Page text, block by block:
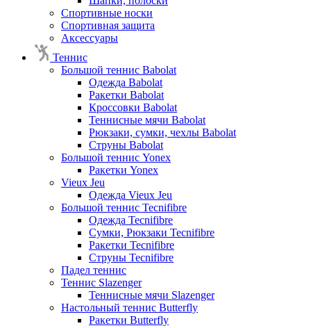
Спортивные носки
Спортивная защита
Аксессуары
Теннис
Большой теннис Babolat
Одежда Babolat
Ракетки Babolat
Кроссовки Babolat
Теннисные мячи Babolat
Рюкзаки, сумки, чехлы Babolat
Струны Babolat
Большой теннис Yonex
Ракетки Yonex
Vieux Jeu
Одежда Vieux Jeu
Большой теннис Tecnifibre
Одежда Tecnifibre
Сумки, Рюкзаки Tecnifibre
Ракетки Tecnifibre
Струны Tecnifibre
Падел теннис
Теннис Slazenger
Теннисные мячи Slazenger
Настольный теннис Butterfly
Ракетки Butterfly